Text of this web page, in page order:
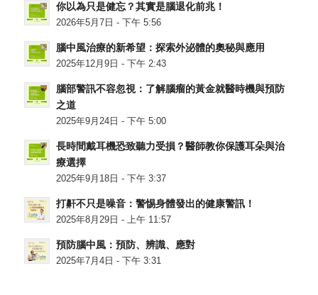
你以為只是健忘？其實是腦退化前兆！
2026年5月7日 - 下午 5:56
腦中風治療的新希望：探索外泌體的奧秘與應用
2025年12月9日 - 下午 2:43
腦部警訊不容忽視：了解腦瘤的黃金就醫時機與預防
之道
2025年9月24日 - 下午 5:00
長時間戴耳機恐致聽力受損？醫師教你保護耳朵與治
療選擇
2025年9月18日 - 下午 3:37
打鼾不只是噪音：警惕身體發出的健康警訊！
2025年8月29日 - 上午 11:57
預防腦中風：預防、辨識、應對
2025年7月4日 - 下午 3:31